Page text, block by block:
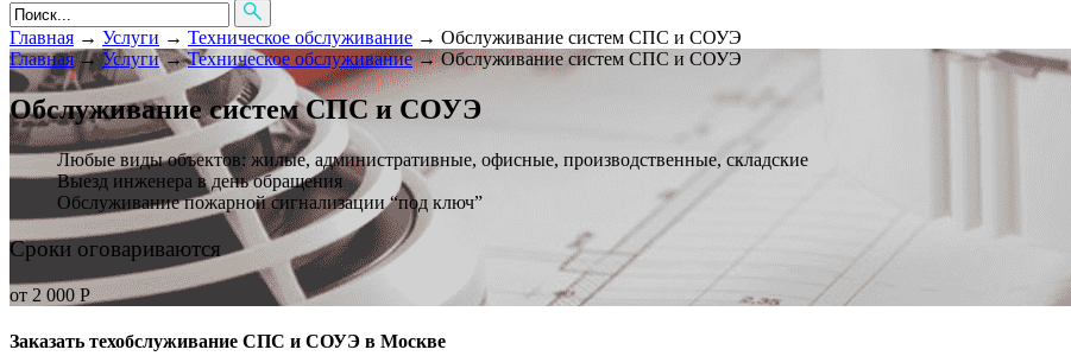
Главная → Услуги → Техническое обслуживание → Обслуживание систем СПС и СОУЭ
Главная→Услуги→Техническое обслуживание→Обслуживание систем СПС и СОУЭ
Обслуживание систем СПС и СОУЭ
Любые виды объектов: жилые, административные, офисные, производственные, складские
Выезд инженера в день обращения
Обслуживание пожарной сигнализации “под ключ”
Сроки оговариваются
от 2 000 Р
Заказать техобслуживание СПС и СОУЭ в Москве